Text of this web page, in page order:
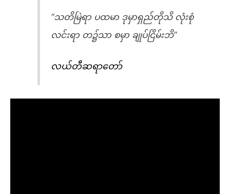
“သတိမြဲရာ ပထမာ ဒုမှာရှည်တိုသိ လုံးစုံ
လင်းရာ တ၌သာ စမှာ ချုပ်ငြိမ်းဘိ”
လယ်တီဆရာတော်